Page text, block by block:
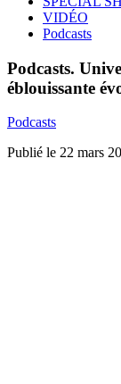
VIDÉO
Podcasts
Podcasts.
éblouissante
Podcasts
Publié le 22 mars